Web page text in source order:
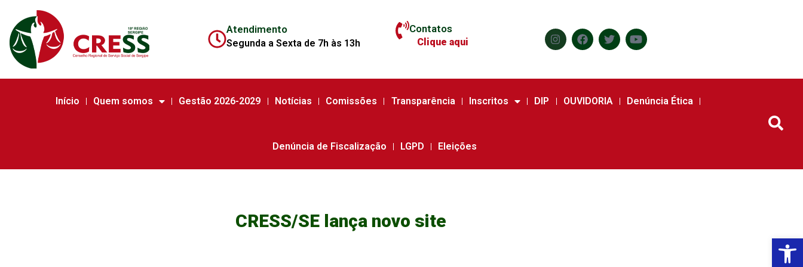
Atendimento
Segunda a Sexta de 7h às 13h
Contatos
Clique aqui
Início Quem somos Gestão 2026-2029 Notícias Comissões Transparência Inscritos DIP OUVIDORIA Denúncia Ética
Denúncia de Fiscalização LGPD Eleições
CRESS/SE lança novo site